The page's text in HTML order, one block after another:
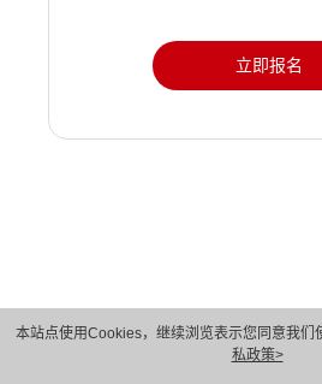
本站点使用Cookies，继续浏览表示您同意我们
私政策>
立即报名
版权所有 © 华为技术有限公司 1998-2026。 保
隐私保护
法律声明